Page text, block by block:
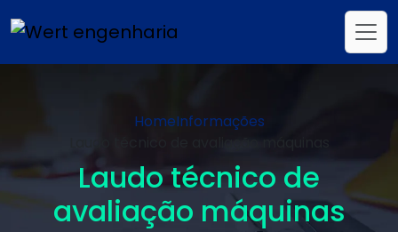
HomeInformações
Laudo técnico de
avaliação máquinas